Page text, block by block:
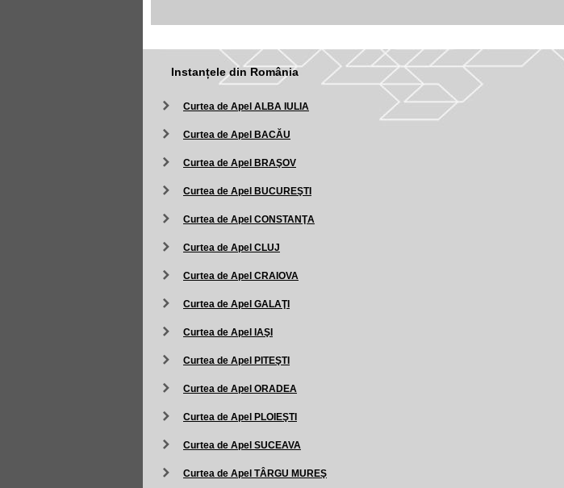
Instanțele din România
Curtea de Apel ALBA IULIA
Curtea de Apel BACĂU
Curtea de Apel BRAŞOV
Curtea de Apel BUCUREŞTI
Curtea de Apel CONSTANŢA
Curtea de Apel CLUJ
Curtea de Apel CRAIOVA
Curtea de Apel GALAŢI
Curtea de Apel IAŞI
Curtea de Apel PITEŞTI
Curtea de Apel ORADEA
Curtea de Apel PLOIEŞTI
Curtea de Apel SUCEAVA
Curtea de Apel TÂRGU MUREŞ